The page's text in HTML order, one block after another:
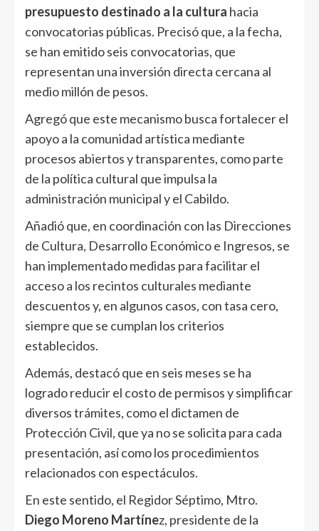
presupuesto destinado a la cultura hacia
convocatorias públicas. Precisó que, a la fecha,
se han emitido seis convocatorias, que
representan una inversión directa cercana al
medio millón de pesos.
Agregó que este mecanismo busca fortalecer el
apoyo a la comunidad artística mediante
procesos abiertos y transparentes, como parte
de la política cultural que impulsa la
administración municipal y el Cabildo.
Añadió que, en coordinación con las Direcciones
de Cultura, Desarrollo Económico e Ingresos, se
han implementado medidas para facilitar el
acceso a los recintos culturales mediante
descuentos y, en algunos casos, con tasa cero,
siempre que se cumplan los criterios
establecidos.
Además, destacó que en seis meses se ha
logrado reducir el costo de permisos y simplificar
diversos trámites, como el dictamen de
Protección Civil, que ya no se solicita para cada
presentación, así como los procedimientos
relacionados con espectáculos.
En este sentido, el Regidor Séptimo, Mtro.
Diego Moreno Martínez, presidente de la